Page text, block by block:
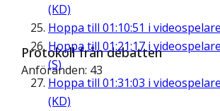
(KD)
Hoppa till 01:10:51 i
Hoppa till 01:21:17 i
(S)
Hoppa till 01:31:03 i
(KD)
Protokoll från debatten
Anföranden: 43